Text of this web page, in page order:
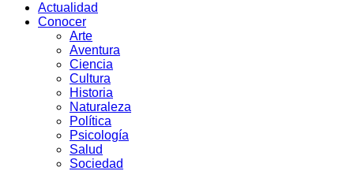
Actualidad
Conocer
Arte
Aventura
Ciencia
Cultura
Historia
Naturaleza
Política
Psicología
Salud
Sociedad